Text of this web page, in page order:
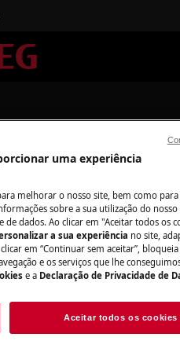
vapor
uma experiência
melhorar o nosso site, bem como
sobre a sua utilização do nosso
dados. Ao clicar em "Aceitar todos os
a sua experiência no site,
em “Continuar sem aceitar”,
e os serviços que lhe
e a Declaração de Privacidade de
Aceitar todos os cookies